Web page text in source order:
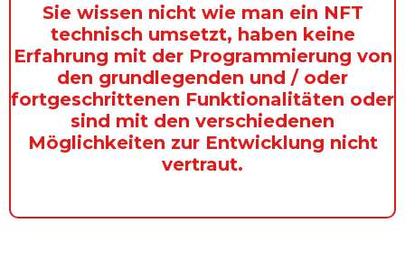
Sie wissen nicht wie man ein NFT
technisch umsetzt, haben keine
Erfahrung mit der Programmierung von
den grundlegenden und / oder
fortgeschrittenen Funktionalitäten oder
sind mit den verschiedenen
Möglichkeiten zur Entwicklung nicht
vertraut.